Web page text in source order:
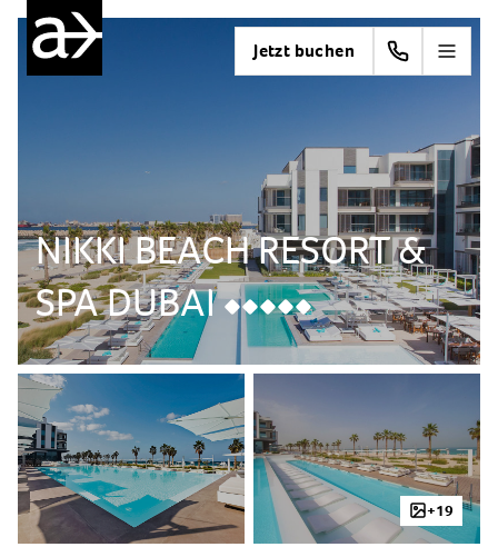
Jetzt buchen
NIKKI BEACH RESORT &
SPA DUBAI
+19